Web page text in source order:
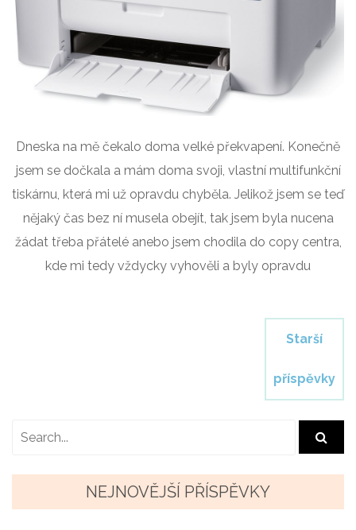
Dneska na mě čekalo doma velké překvapení. Konečně
jsem se dočkala a mám doma svoji, vlastní multifunkční
tiskárnu, která mi už opravdu chyběla. Jelikož jsem se teď
nějaký čas bez ní musela obejít, tak jsem byla nucena
žádat třeba přátelé anebo jsem chodila do copy centra,
kde mi tedy vždycky vyhověli a byly opravdu
a
c
Starší
příspěvky
NEJNOVĚJŠÍ PŘÍSPĚVKY